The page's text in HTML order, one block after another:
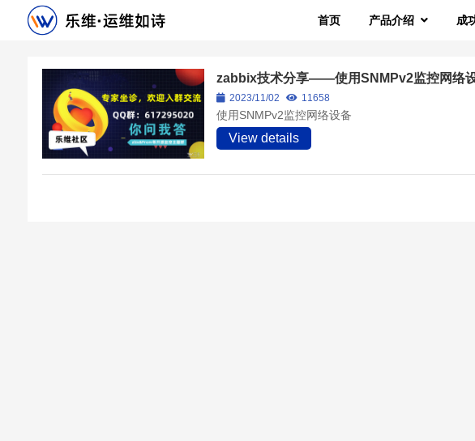
首页 产品介绍 成
zabbix技术分享——使用SNMPv2监控网络
2023/11/02 11658
使用SNMPv2监控网络设备
View details